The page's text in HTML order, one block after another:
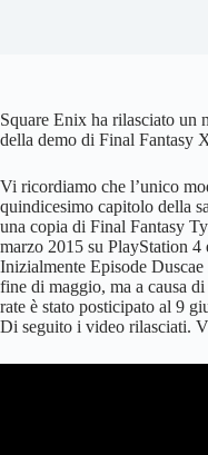
Square Enix ha rilasciato un
della demo di Final Fantasy
Vi ricordiamo che l’unico
quindicesimo capitolo della
una copia di Final Fantasy
marzo 2015 su PlayStation
Inizialmente Episode
fine di maggio, ma a causa
rate è stato posticipato al 9
Di seguito i video rilasciati.